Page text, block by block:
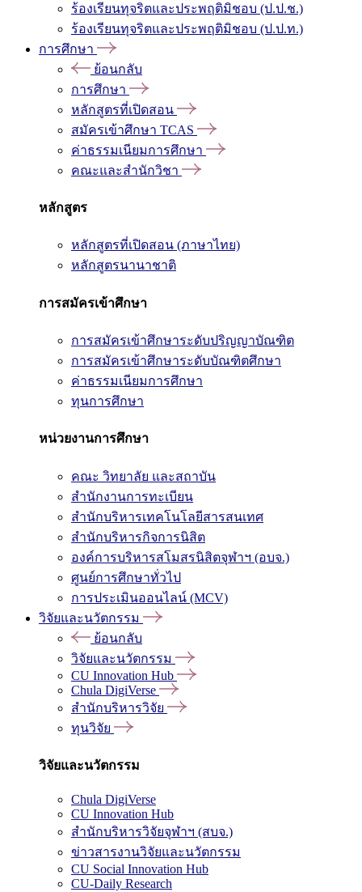
ร้องเรียนทุจริตและประพฤติมิชอบ (ป.ป.ช.)
ร้องเรียนทุจริตและประพฤติมิชอบ (ป.ป.ท.)
การศึกษา
ย้อนกลับ
การศึกษา
หลักสูตรที่เปิดสอน
สมัครเข้าศึกษา TCAS
ค่าธรรมเนียมการศึกษา
คณะและสำนักวิชา
หลักสูตร
หลักสูตรที่เปิดสอน (ภาษาไทย)
หลักสูตรนานาชาติ
การสมัครเข้าศึกษา
การสมัครเข้าศึกษาระดับปริญญาบัณฑิต
การสมัครเข้าศึกษาระดับบัณฑิตศึกษา
ค่าธรรมเนียมการศึกษา
ทุนการศึกษา
หน่วยงานการศึกษา
คณะ วิทยาลัย และสถาบัน
สำนักงานการทะเบียน
สำนักบริหารเทคโนโลยีสารสนเทศ
สำนักบริหารกิจการนิสิต
องค์การบริหารสโมสรนิสิตจุฬาฯ (อบจ.)
ศูนย์การศึกษาทั่วไป
การประเมินออนไลน์ (MCV)
วิจัยและนวัตกรรม
ย้อนกลับ
วิจัยและนวัตกรรม
CU Innovation Hub
Chula DigiVerse
สำนักบริหารวิจัย
ทุนวิจัย
วิจัยและนวัตกรรม
Chula DigiVerse
CU Innovation Hub
สำนักบริหารวิจัยจุฬาฯ (สบจ.)
ข่าวสารงานวิจัยและนวัตกรรม
CU Social Innovation Hub
CU-Daily Research